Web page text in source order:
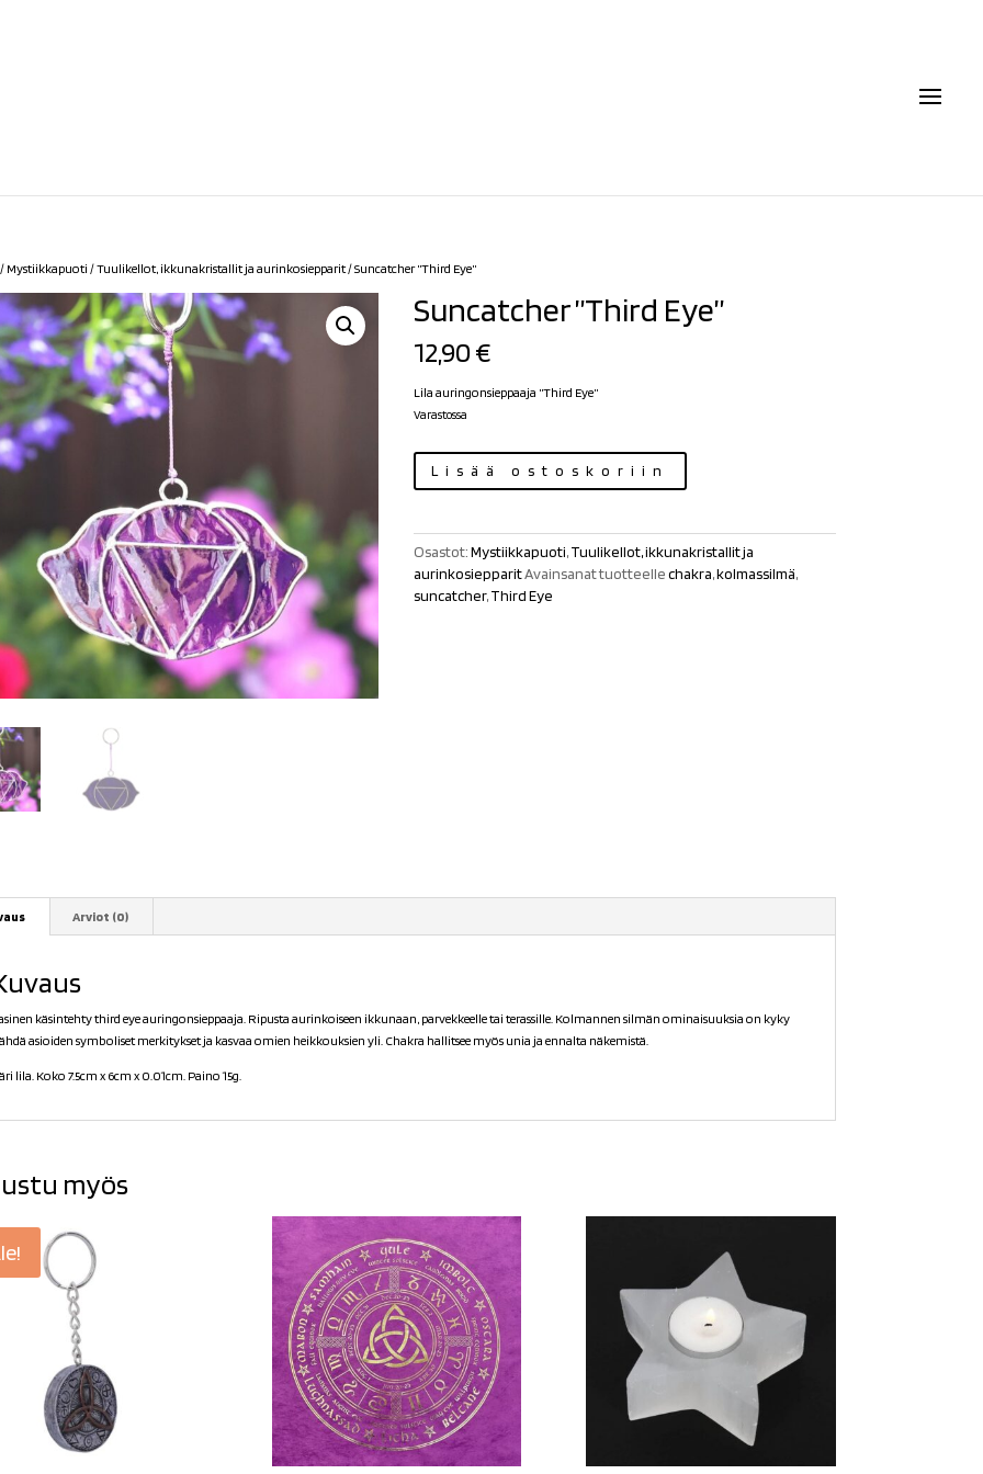
Mystiikkapuoti /Tuulikellot, ikkunakristallit ja aurinkosiepparit/ Suncatcher ”Third Eye”
Suncatcher ”Third Eye”
12,90€
Lila auringonsieppaaja ”Third Eye”
Varastossa
"Third
Lisää ostoskoriin
Osastot:Mystiikkapuoti,Tuulikellot, ikkunakristallit ja
aurinkosiepparitAvainsanat tuotteellechakra,kolmassilmä,
suncatcher,Third Eye
Arviot (0)
käsintehty third eye auringonsieppaaja. Ripusta aurinkoiseen ikkunaan, parvekkeelle tai terassille. Kolmannen silmän ominaisuuksia on kyky
asioiden symboliset merkitykset ja kasvaa omien heikkouksien yli. Chakra hallitsee myös unia ja ennalta näkemistä.
lila. Koko 7.5cm x 6cm x 0.01cm. Paino 15g.
myös